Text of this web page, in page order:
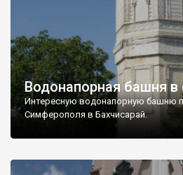
Водонапорная башня в
Интересную водонапорную башню
Симферополя в Бахчисарай.